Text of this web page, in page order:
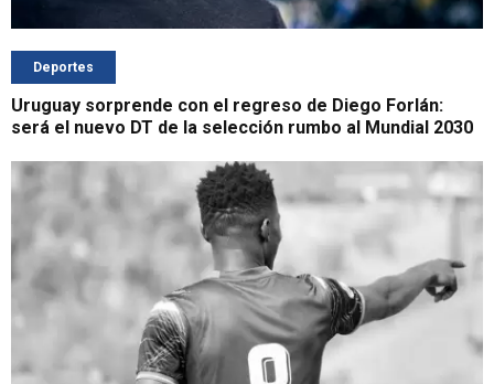
Deportes
Uruguay sorprende con el regreso de Diego Forlán:
será el nuevo DT de la selección rumbo al Mundial 2030